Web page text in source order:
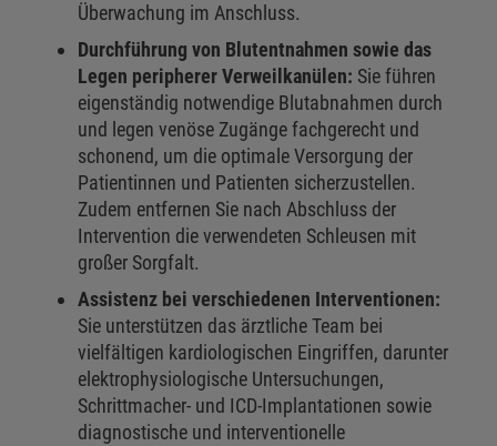
Überwachung im Anschluss.
Durchführung von Blutentnahmen sowie das
Legen peripherer Verweilkanülen: Sie führen
eigenständig notwendige Blutabnahmen durch
und legen venöse Zugänge fachgerecht und
schonend, um die optimale Versorgung der
Patientinnen und Patienten sicherzustellen.
Zudem entfernen Sie nach Abschluss der
Intervention die verwendeten Schleusen mit
großer Sorgfalt.
Assistenz bei verschiedenen Interventionen:
Sie unterstützen das ärztliche Team bei
vielfältigen kardiologischen Eingriffen, darunter
elektrophysiologische Untersuchungen,
Schrittmacher- und ICD-Implantationen sowie
diagnostische und interventionelle